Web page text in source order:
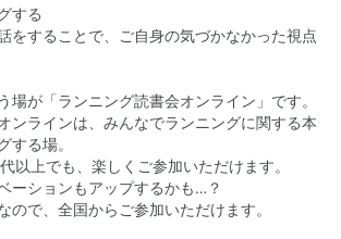
する
をすることで、ご自身の気づかなかった視点
場が「ランニング読書会オンライン」です。
ンラインは、みんなでランニングに関する本
する場。
以上でも、楽しくご参加いただけます。
ーションもアップするかも…？
ので、全国からご参加いただけます。